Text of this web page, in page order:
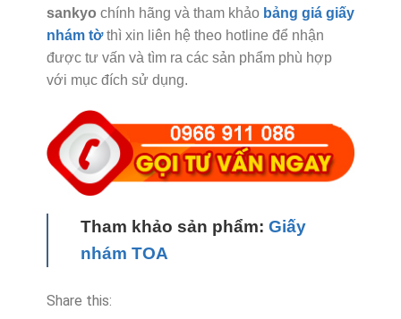
sankyo chính hãng và tham khảo bảng giá giấy
nhám tờthì xin liên hệ theo hotline để nhận
được tư vấn và tìm ra các sản phẩm phù hợp
với mục đích sử dụng.
Tham khảo sản phẩm: Giấy
nhám TOA
Share this: